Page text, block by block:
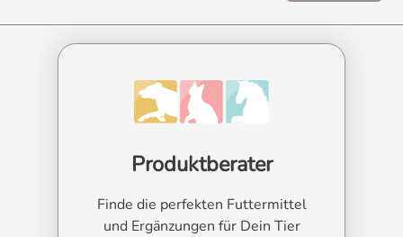
Produktberater
Finde die perfekten Futtermittel
und Ergänzungen für Dein Tier